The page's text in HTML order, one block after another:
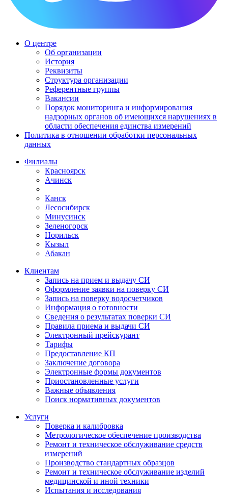
О центре
Об организации
История
Реквизиты
Структура организации
Референтные группы
Вакансии
Порядок мониторинга и информирования
надзорных органов об имеющихся нарушениях в
области обеспечения единства измерений
Политика в отношении обработки персональных
данных
Филиалы
Красноярск
Ачинск
Канск
Лесосибирск
Минусинск
Зеленогорск
Норильск
Кызыл
Абакан
Клиентам
Запись на прием и выдачу СИ
Оформление заявки на поверку СИ
Запись на поверку водосчетчиков
Информация о готовности
Сведения о результатах поверки СИ
Правила приема и выдачи СИ
Электронный прейскурант
Тарифы
Предоставление КП
Заключение договора
Электронные формы документов
Приостановленные услуги
Важные объявления
Поиск нормативных документов
Услуги
Поверка и калибровка
Метрологическое обеспечение производства
Ремонт и техническое обслуживание средств
измерений
Производство стандартных образцов
Ремонт и техническое обслуживание изделий
медицинской и иной техники
Испытания и исследования